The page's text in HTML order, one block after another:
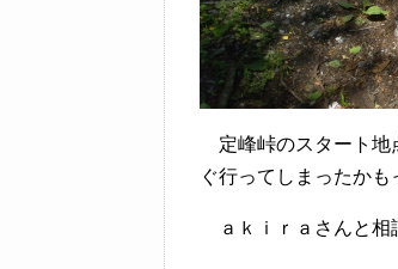
定峰峠のスタート地
ぐ行ってしまったかも
ａｋｉｒａさんと相